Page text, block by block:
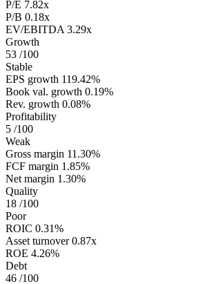
P/E 7.82x
P/B 0.18x
EV/EBITDA 3.29x
Growth
53 /100
Stable
EPS growth 119.42%
Book val. growth 0.19%
Rev. growth 0.08%
Profitability
5 /100
Weak
Gross margin 11.30%
FCF margin 1.85%
Net margin 1.30%
Quality
18 /100
Poor
ROIC 0.31%
Asset turnover 0.87x
ROE 4.26%
Debt
46 /100